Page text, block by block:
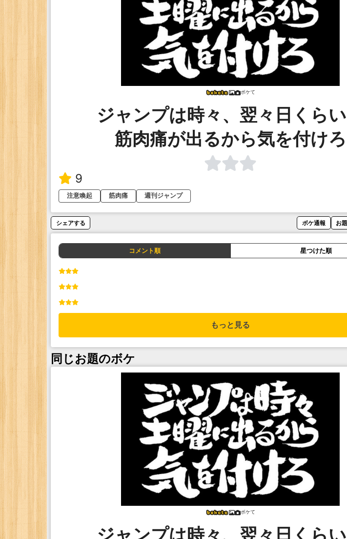
ボケて
ジャンプは時々、翌々日くら
筋肉痛が出るから気を付けろ
9
注意喚起
筋肉痛 週刊ジャンプ
シェアする ボケ通報 お
コメント順 星つけた順
もっと見る
同じお題のボケ
ボケて